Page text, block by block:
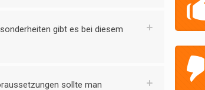
gibt es bei diesem
sollte man